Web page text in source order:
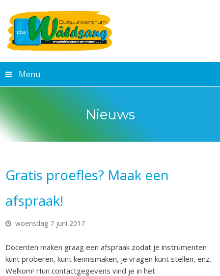
Menu
Nieuws
Gratis proefles? Maak een
afspraak!
woensdag 7 juni 2017
Docenten maken graag een afspraak zodat je instrumenten
kunt proberen, kunt kennismaken, je vragen kunt stellen, enz.
Welkom! Hun contactgegevens vind je in het